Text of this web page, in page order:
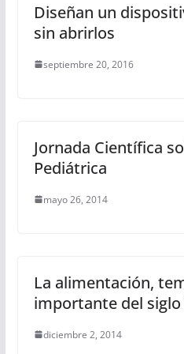
Diseñan un
sin abrirlos
septiembre 20, 2016
Jornada Científica
Pediátrica
mayo 26, 2014
La alimentación,
importante del siglo
diciembre 2, 2014